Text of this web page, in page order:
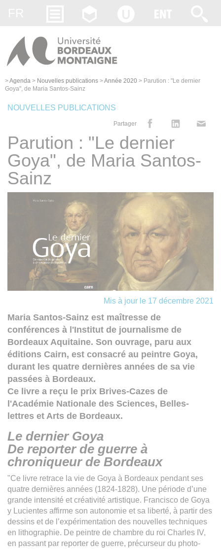
>Agenda > Nouvelles publications >Année 2020 > Parution : "Le dernier
Goya", de Maria Santos-Sainz
NOUVELLES PUBLICATIONS
Partager
Parution : "Le dernier
Goya", de Maria Santos-
Sainz
Mis à jour le 17 décembre 2021
Maria Santos-Sainz est maîtresse de
conférences à l'Institut de journalisme de
Bordeaux Aquitaine. Son ouvrage, paru aux
éditions Cairn, est consacré au peintre Goya,
durant les quatre dernières années de sa vie
passées à Bordeaux.
Ce livre a reçu le prix Brives-Cazes de
l'Académie Nationale des Sciences, Belles-
lettres et Arts de Bordeaux.
Le dernier Goya
De reporter de guerre à
chroniqueur de Bordeaux
"Ce livre retrace la vie de Goya à Bordeaux pendant ses
quatre dernières années (1824-1828). Une période d’une
grande intensité et créativité artistique. Francisco de Goya
y Lucientes affirme son autonomie et sa liberté, à partir des
dessins et de l’expérimentation des nouvelles techniques
en lithographie. De peintre de chambre du roi Charles IV,
en passant par reporter de guerre, précurseur du photo-